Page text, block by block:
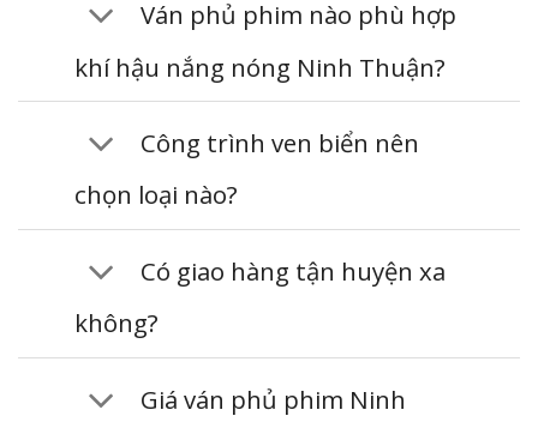
Ván phủ phim nào phù hợp
khí hậu nắng nóng Ninh Thuận?
Công trình ven biển nên
chọn loại nào?
Có giao hàng tận huyện xa
không?
Giá ván phủ phim Ninh